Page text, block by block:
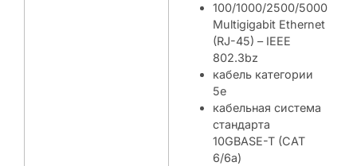
100/1000/2500/5000
Multigigabit Ethernet
(RJ-45) – IEEE
802.3bz
кабель категории
5e
кабельная система
стандарта
10GBASE-T (CAT
6/6a)